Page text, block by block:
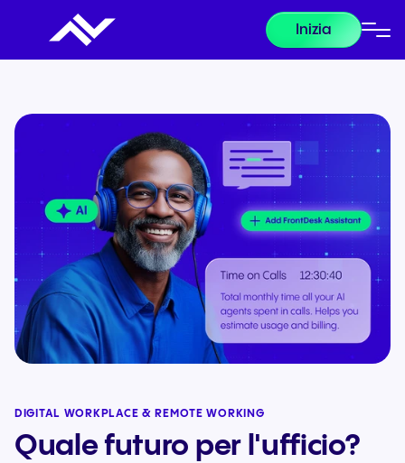
Inizia
DIGITAL WORKPLACE & REMOTE WORKING
Quale futuro per l'ufficio?